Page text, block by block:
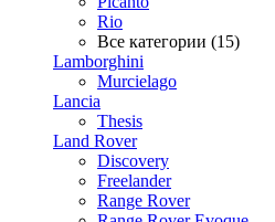
Rio
Все категории (15)
Lamborghini
Murcielago
Lancia
Thesis
Land Rover
Discovery
Freelander
Range Rover